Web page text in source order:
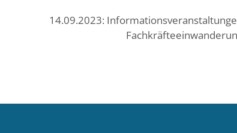
14.09.2023: